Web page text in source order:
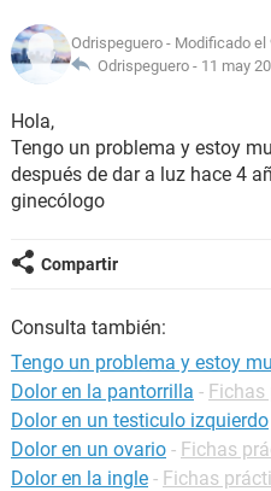
Odrispeguero - Modificado el
Odrispeguero - 11 may
Hola,
Tengo un problema y estoy
después de dar a luz hace 4
ginecólogo
Compartir
Consulta también:
Tengo un problema y estoy
Dolor en la pantorrilla - Fichas
Dolor en un testiculo izquierdo
Dolor en un ovario - Fichas
Dolor en la ingle - Fichas